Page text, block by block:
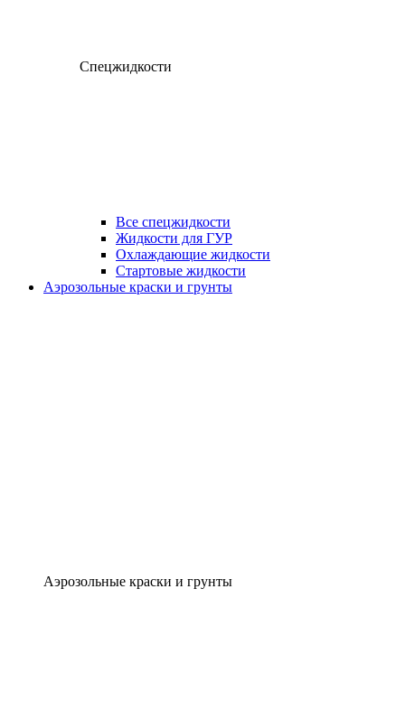
Спецжидкости
Все спецжидкости
Жидкости для ГУР
Охлаждающие жидкости
Стартовые жидкости
Аэрозольные краски и грунты
Аэрозольные краски и грунты